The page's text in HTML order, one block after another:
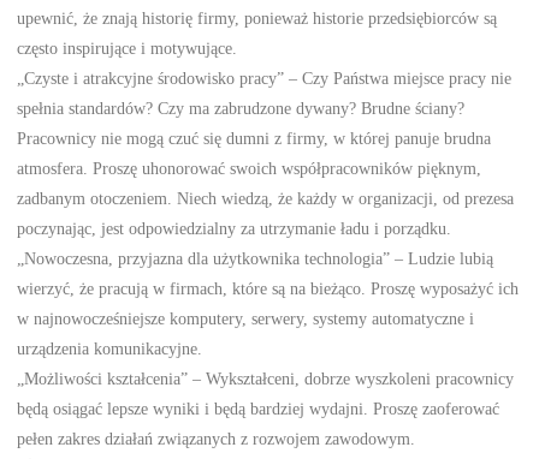
upewnić, że znają historię firmy, ponieważ historie przedsiębiorców są
często inspirujące i motywujące.
„Czyste i atrakcyjne środowisko pracy” – Czy Państwa miejsce pracy nie
spełnia standardów? Czy ma zabrudzone dywany? Brudne ściany?
Pracownicy nie mogą czuć się dumni z firmy, w której panuje brudna
atmosfera. Proszę uhonorować swoich współpracowników pięknym,
zadbanym otoczeniem. Niech wiedzą, że każdy w organizacji, od prezesa
poczynając, jest odpowiedzialny za utrzymanie ładu i porządku.
„Nowoczesna, przyjazna dla użytkownika technologia” – Ludzie lubią
wierzyć, że pracują w firmach, które są na bieżąco. Proszę wyposażyć ich
w najnowocześniejsze komputery, serwery, systemy automatyczne i
urządzenia komunikacyjne.
„Możliwości kształcenia” – Wykształceni, dobrze wyszkoleni pracownicy
będą osiągać lepsze wyniki i będą bardziej wydajni. Proszę zaoferować
pełen zakres działań związanych z rozwojem zawodowym.